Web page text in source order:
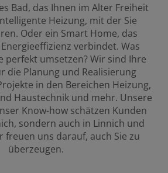
Bad, das Ihnen im Alter Freiheit
Heizung, mit der Sie
Oder ein Smart Home, das
verbindet. Was
perfekt umsetzen? Wir sind Ihre
die Planung und Realisierung
in den Bereichen Heizung,
Haustechnik und mehr. Unsere
Know-how schätzen Kunden
sondern auch in Linnich und
freuen uns darauf, auch Sie zu
überzeugen.